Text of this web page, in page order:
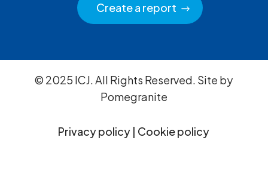
Create a report
© 2025 ICJ. All Rights Reserved. Site by
Pomegranite
Privacy policy | Cookie policy